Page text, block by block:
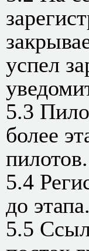
успел
5.3
более
пилотов.
5.4
до этапа.
5.5